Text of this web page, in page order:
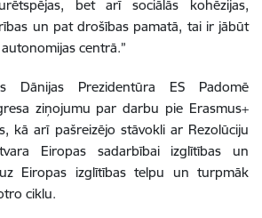
bet arī sociālās kohēzijas,
un pat drošības pamatā, tai ir jābūt
centrā.”
Dānijas Prezidentūra ES Padomē
ziņojumu par darbu pie Erasmus+
kā arī pašreizējo stāvokli ar Rezolūciju
Eiropas sadarbībai izglītības un
Eiropas izglītības telpu un turpmāk
ciklu.